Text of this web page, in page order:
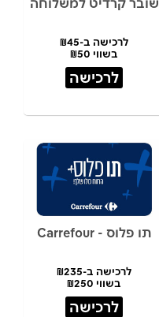
שובר קרדיט למשלוחה
לרכישה ב-₪45
בשווי ₪50
לרכישה
תו פלוס - Carrefour
לרכישה ב-₪235
בשווי ₪250
לרכישה